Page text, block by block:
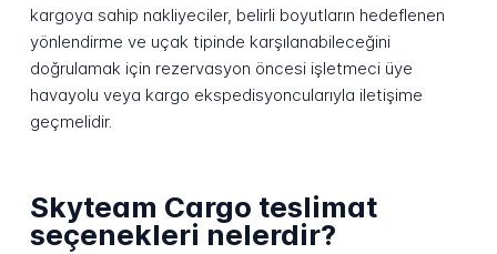
kargoya sahip nakliyeciler, belirli boyutların hedeflenen
yönlendirme ve uçak tipinde karşılanabileceğini
doğrulamak için rezervasyon öncesi işletmeci üye
havayolu veya kargo ekspedisyoncularıyla iletişime
geçmelidir.
Skyteam Cargo teslimat
seçenekleri nelerdir?